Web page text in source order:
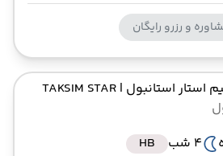
و رزرو رایگان
استار استانبول | TAKSIM STAR
4 شب HB